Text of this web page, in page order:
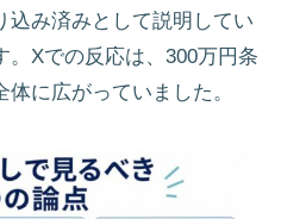
込み済みとして説明してい
。Xでの反応は、300万円条
に広がっていました。